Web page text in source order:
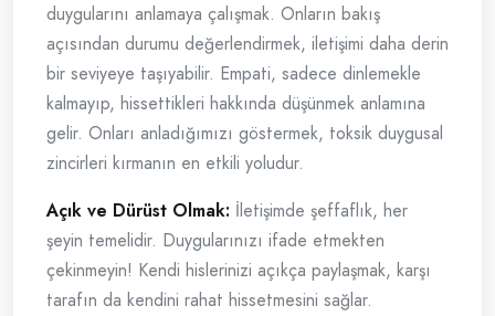
duygularını anlamaya çalışmak. Onların bakış
açısından durumu değerlendirmek, iletişimi daha derin
bir seviyeye taşıyabilir. Empati, sadece dinlemekle
kalmayıp, hissettikleri hakkında düşünmek anlamına
gelir. Onları anladığımızı göstermek, toksik duygusal
zincirleri kırmanın en etkili yoludur.
Açık ve Dürüst Olmak: İletişimde şeffaflık, her
şeyin temelidir. Duygularınızı ifade etmekten
çekinmeyin! Kendi hislerinizi açıkça paylaşmak, karşı
tarafın da kendini rahat hissetmesini sağlar.